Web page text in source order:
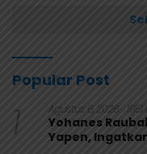
Popular Post
1 Agustus 6, 2026
Yohanes
Yapen,